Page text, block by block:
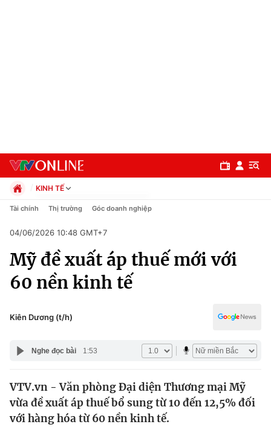
Chuyên mục
Chính trị
Pháp luật
Thế giới
KINH TẾ
Chính trị
Pháp luật
Kinh tế
Thể thao
Truyền hình
Y tế
Công nghệ
Tài chính Thị trường Góc doanh nghiệp
04/06/2026 10:48 GMT+7
Mỹ đề xuất áp thuế mới với
60 nền kinh tế
Kiên Dương (t/h)
Nghe đọc bài 1:53
VTV.vn - Văn phòng Đại diện Thương mại Mỹ
vừa đề xuất áp thuế bổ sung từ 10 đến 12,5% đối
với hàng hóa từ 60 nền kinh tế.